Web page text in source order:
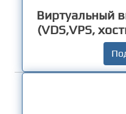
Виртуальный
(VDS,VPS,